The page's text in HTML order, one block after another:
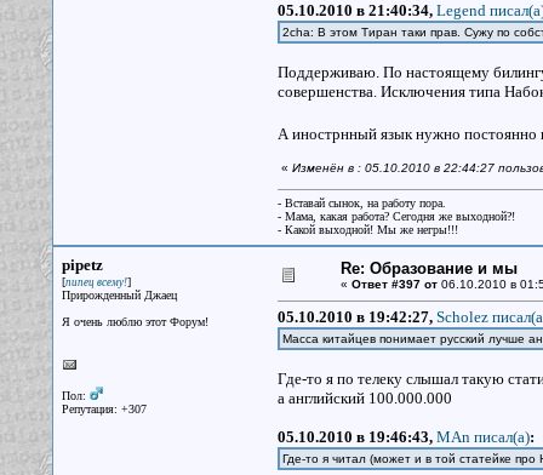
05.10.2010 в 21:40:34, Legend
2cha: В этом Тиран таки прав. Сужу по
Поддерживаю. По настоящему
совершенства. Исключения типа
А инострнный язык нужно постоянно
« Изменён в : 05.10.2010 в 22:44:27
- Вставай сынок, на работу пора.
- Мама, какая работа? Сегодня же выходной?!
- Какой выходной! Мы же негры!!!
pipetz
[пипец всему!]
Прирожденный Джаец
Я очень люблю этот Форум!
Пол:
Репутация: +307
Re: Образование и мы
« Ответ #397 от06.10.2010 в
05.10.2010 в 19:42:27, Scholez
Масса китайцев понимает русский лучше
Где-то я по телеку слышал такую
а английский 100.000.000
05.10.2010 в 19:46:43, MAn писал(a):
Где-то я читал (может и в той статейке